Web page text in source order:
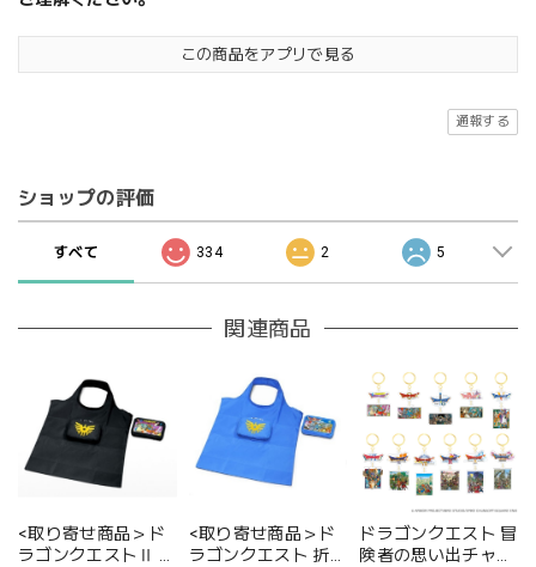
この商品をアプリで見る
通報する
ショップの評価
すべて 334 2 5
関連商品
<取り寄せ商品＞ド
ラゴンクエストⅡ 折
<取り寄せ商品＞ド
ラゴンクエスト 折り
ドラゴンクエスト 冒
険者の思い出チャー